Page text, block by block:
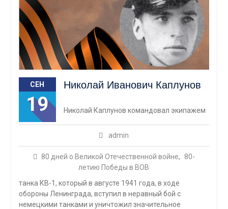
СЕН
19
Николай Иванович Каплунов
admin
80 дней о Великой Отечественной войне,
80-
летию Победы в ВОВ
Николай Каплунов командовал экипажем
танка КВ-1, который в августе 1941 года, в ходе
обороны Ленинграда, вступил в неравный бой с
немецкими танками и уничтожил значительное